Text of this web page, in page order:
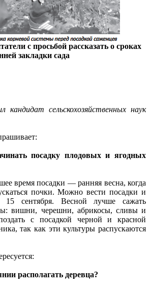
с просьбой рассказать о сроках
закладки сада
сельскохозяйственных наук
посадку плодовых и ягодных
время посадки — ранняя весна, когда
почки. Можно вести посадки и
15 сентября. Весной лучше сажать
вишни, черешни, абрикосы, сливы и
с посадкой черной и красной
так как эти культуры распускаются
располагать деревца?